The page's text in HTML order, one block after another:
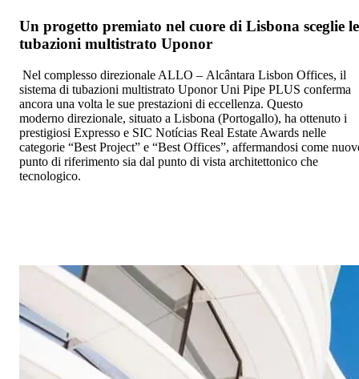
Un progetto premiato nel cuore di Lisbona sceglie le
tubazioni multistrato Uponor
Nel complesso direzionale ALLO – Alcântara Lisbon Offices, il
sistema di tubazioni multistrato Uponor Uni Pipe PLUS conferma
ancora una volta le sue prestazioni di eccellenza. Questo
moderno direzionale, situato a Lisbona (Portogallo), ha ottenuto i
prestigiosi Expresso e SIC Notícias Real Estate Awards nelle
categorie “Best Project” e “Best Offices”, affermandosi come
punto di riferimento sia dal punto di vista architettonico che
tecnologico.